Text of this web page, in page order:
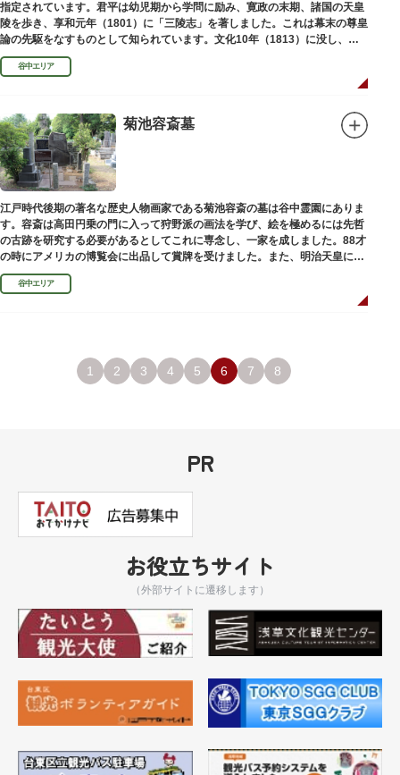
指定されています。君平は幼児期から学問に励み、寛政の末期、諸国の天皇
陵を歩き、享和元年（1801）に「三陵志」を著しました。これは幕末の尊皇
論の先駆をなすものとして知られています。文化10年（1813）に没し、高
山彦三郎や林子平と共に「寛政三奇人」の一人にあげられています。
谷中エリア
菊池容斎墓
江戸時代後期の著名な歴史人物画家である菊池容斎の墓は谷中霊園にありま
す。容斎は高田円乗の門に入って狩野派の画法を学び、絵を極めるには先哲
の古跡を研究する必要があるとしてこれに専念し、一家を成しました。88才
の時にアメリカの博覧会に出品して賞牌を受けました。また、明治天皇に
「日本画史」の称を賜りました。
谷中エリア
1 2 3 4 5 6 7 8
PR
お役立ちサイト
（外部サイトに遷移します）